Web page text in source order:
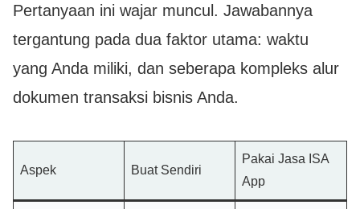
Pertanyaan ini wajar muncul. Jawabannya
tergantung pada dua faktor utama: waktu
yang Anda miliki, dan seberapa kompleks alur
dokumen transaksi bisnis Anda.
Aspek Buat Sendiri
Pakai Jasa ISA
App